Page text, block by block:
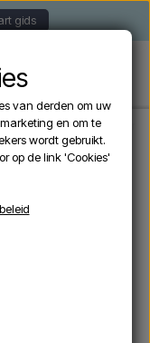
gids
BOSA NERA - Zwarte
van derden om uw
en om te
wordt gebruikt.
op de link 'Cookies'